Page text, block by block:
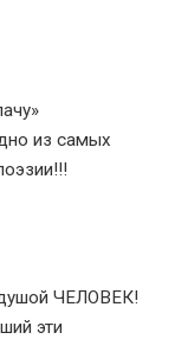
из самых
ЧЕЛОВЕК!
эти